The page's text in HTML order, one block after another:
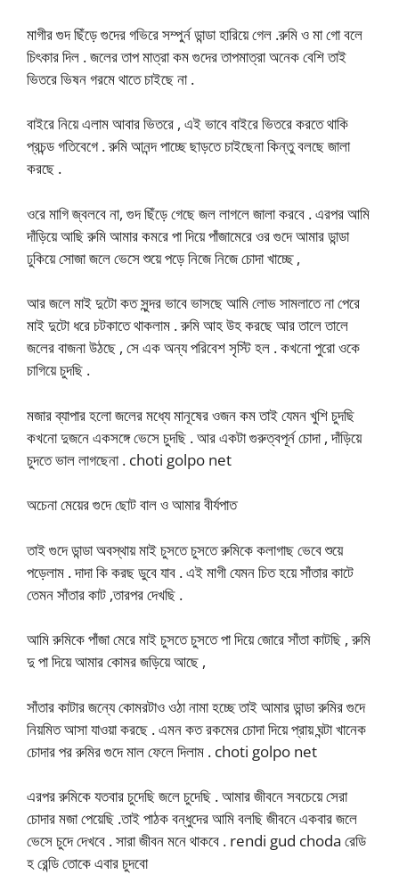
মাগীর গুদ ছিঁড়ে গুদের গভিরে সম্পুর্ন ডান্ডা হারিয়ে গেল .রুমি ও মা গো বলে
চিৎকার দিল . জলের তাপ মাত্রা কম গুদের তাপমাত্রা অনেক বেশি তাই
ভিতরে ভিষন গরমে থাতে চাইছে না .
বাইরে নিয়ে এলাম আবার ভিতরে , এই ভাবে বাইরে ভিতরে করতে থাকি
প্রচন্ড গতিবেগে . রুমি আনন্দ পাচ্ছে ছাড়তে চাইছেনা কিন্তু বলছে জালা
করছে .
ওরে মাগি জ্বলবে না, গুদ ছিঁড়ে গেছে জল লাগলে জালা করবে . এরপর আমি
দাঁড়িয়ে আছি রুমি আমার কমরে পা দিয়ে পাঁজামেরে ওর গুদে আমার ডান্ডা
ঢুকিয়ে সোজা জলে ভেসে শুয়ে পড়ে নিজে নিজে চোদা খাচ্ছে ,
আর জলে মাই দুটো কত সুন্দর ভাবে ভাসছে আমি লোভ সামলাতে না পেরে
মাই দুটো ধরে চটকাতে থাকলাম . রুমি আহ উহ করছে আর তালে তালে
জলের বাজনা উঠছে , সে এক অন্য পরিবেশ সৃস্টি হল . কখনো পুরো ওকে
চাগিয়ে চুদছি .
মজার ব্যাপার হলো জলের মধ্যে মানূষের ওজন কম তাই যেমন খুশি চুদছি
কখনো দুজনে একসঙ্গে ভেসে চুদছি . আর একটা গুরুত্বপূর্ন চোদা , দাঁড়িয়ে
চুদতে ভাল লাগছেনা . choti golpo net
অচেনা মেয়ের গুদে ছোট বাল ও আমার বীর্যপাত
তাই গুদে ডান্ডা অবস্থায় মাই চুসতে চুসতে রুমিকে কলাগাছ ভেবে শুয়ে
পড়েলাম . দাদা কি করছ ডুবে যাব . এই মাগী যেমন চিত হয়ে সাঁতার কাটে
তেমন সাঁতার কাট ,তারপর দেখছি .
আমি রুমিকে পাঁজা মেরে মাই চুসতে চুসতে পা দিয়ে জোরে সাঁতা কাটছি , রুমি
দু পা দিয়ে আমার কোমর জড়িয়ে আছে ,
সাঁতার কাটার জন্যে কোমরটাও ওঠা নামা হচ্ছে তাই আমার ডান্ডা রুমির গুদে
নিয়মিত আসা যাওয়া করছে . এমন কত রকমের চোদা দিয়ে প্রায় ঘন্টা খানেক
চোদার পর রুমির গুদে মাল ফেলে দিলাম . choti golpo net
এরপর রুমিকে যতবার চুদেছি জলে চুদেছি . আমার জীবনে সবচেয়ে সেরা
চোদার মজা পেয়েছি .তাই পাঠক বন্ধুদের আমি বলছি জীবনে একবার জলে
ভেসে চুদে দেখবে . সারা জীবন মনে থাকবে . rendi gud choda রেডি
হ রেন্ডি তোকে এবার চুদবো